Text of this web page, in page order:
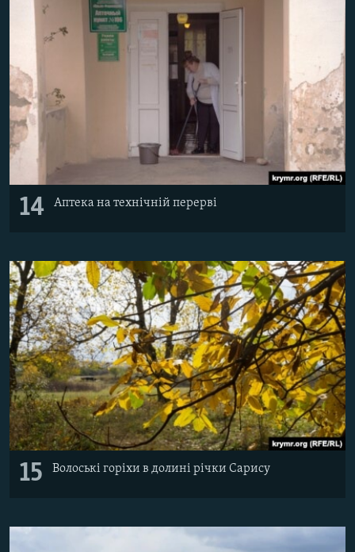
14 Аптека на технічній перерві
15 Волоські горіхи в долині річки Сарису